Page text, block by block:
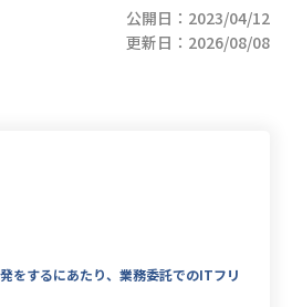
公開日：2023/04/12
更新日：2026/08/08
をするにあたり、業務委託でのITフリ